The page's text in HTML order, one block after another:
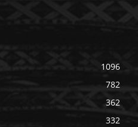
1096
782
362
332